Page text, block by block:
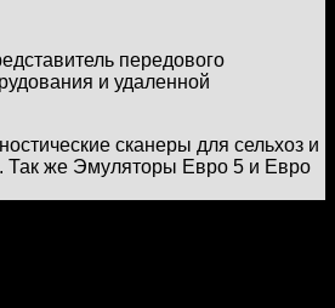
передового
и удаленной
сканеры для сельхоз и
Так же Эмуляторы Евро 5 и Евро